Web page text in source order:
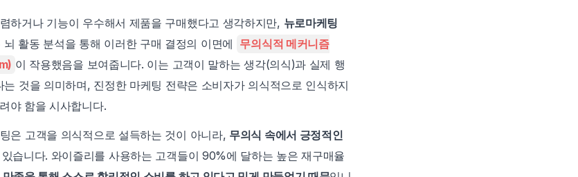
하거나 기능이 우수해서 제품을 구매했다고 생각하지만, 뉴로마케팅
뇌 활동 분석을 통해 이러한 구매 결정의 이면에 무의식적 메커니즘
이 작용했음을 보여줍니다. 이는 고객이 말하는 생각(의식)과 실제 행
것을 의미하며, 진정한 마케팅 전략은 소비자가 의식적으로 인식하지
야 함을 시사합니다.
은 고객을 의식적으로 설득하는 것이 아니라, 무의식 속에서 긍정적인
습니다. 와이즐리를 사용하는 고객들이 90%에 달하는 높은 재구매율